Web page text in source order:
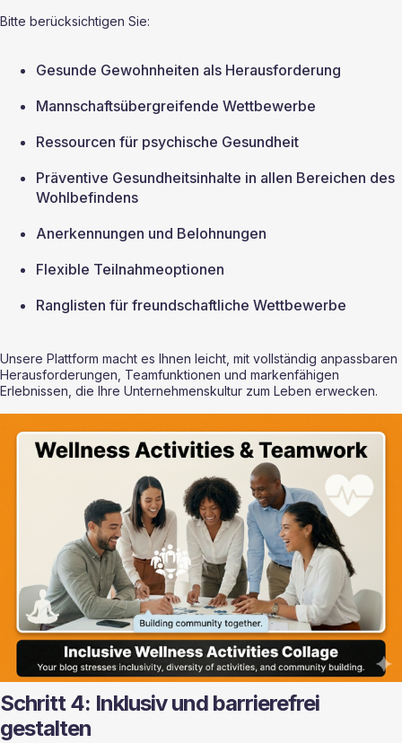
Bitte berücksichtigen Sie:
Gesunde Gewohnheiten als Herausforderung
Mannschaftsübergreifende Wettbewerbe
Ressourcen für psychische Gesundheit
Präventive Gesundheitsinhalte in allen Bereichen des
Wohlbefindens
Anerkennungen und Belohnungen
Flexible Teilnahmeoptionen
Ranglisten für freundschaftliche Wettbewerbe
Unsere Plattform macht es Ihnen leicht, mit vollständig anpassbaren
Herausforderungen, Teamfunktionen und markenfähigen
Erlebnissen, die Ihre Unternehmenskultur zum Leben erwecken.
Schritt 4: Inklusiv und barrierefrei
gestalten